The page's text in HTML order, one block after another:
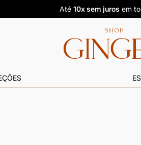
Até 10x sem juros em